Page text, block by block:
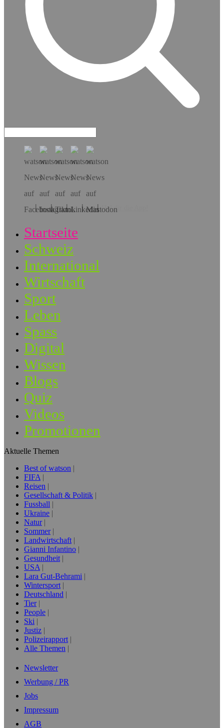
Hol dir die App!
Startseite
Schweiz
International
Wirtschaft
Sport
Leben
Spass
Digital
Wissen
Blogs
Quiz
Videos
Promotionen
Aktuelle Themen
Best of watson
FIFA
Reisen
Gesellschaft & Politik
Fussball
Ukraine
Natur
Sommer
Landwirtschaft
Gianni Infantino
Gesundheit
USA
Lara Gut-Behrami
Wintersport
Deutschland
Tier
People
Ski
Justiz
Polizeirapport
Alle Themen
Newsletter
Werbung / PR
Jobs
Impressum
AGB